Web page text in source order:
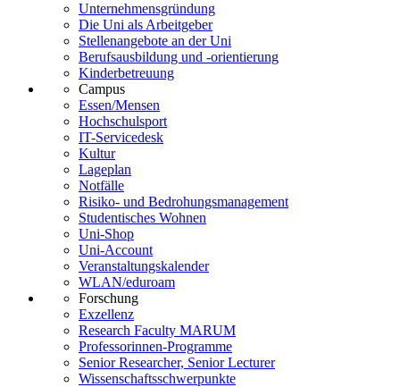
Unternehmensgründung
Die Uni als Arbeitgeber
Stellenangebote an der Uni
Berufsausbildung und -orientierung
Kinderbetreuung
Campus
Essen/Mensen
Hochschulsport
IT-Servicedesk
Kultur
Lageplan
Notfälle
Risiko- und Bedrohungsmanagement
Studentisches Wohnen
Uni-Shop
Uni-Account
Veranstaltungskalender
WLAN/eduroam
Forschung
Exzellenz
Research Faculty MARUM
Professorinnen-Programme
Senior Researcher, Senior Lecturer
Wissenschaftsschwerpunkte